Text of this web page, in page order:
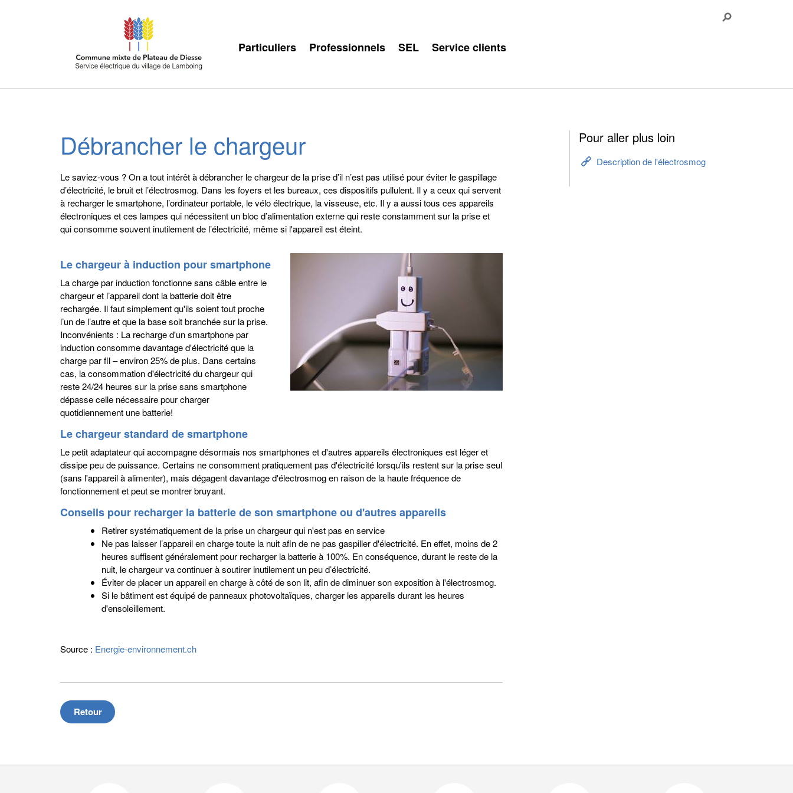
Particuliers Professionnels SEL Service clients
Débrancher le chargeur
Le saviez-vous ? On a tout intérêt à débrancher le chargeur de la prise d’il n’est pas utilisé pour éviter le gaspillage
d’électricité, le bruit et l’électrosmog. Dans les foyers et les bureaux, ces dispositifs pullulent. Il y a ceux qui servent
à recharger le smartphone, l’ordinateur portable, le vélo électrique, la visseuse, etc. Il y a aussi tous ces appareils
électroniques et ces lampes qui nécessitent un bloc d’alimentation externe qui reste constamment sur la prise et
qui consomme souvent inutilement de l’électricité, même si l'appareil est éteint.
Le chargeur à induction pour smartphone
La charge par induction fonctionne sans câble entre le
chargeur et l’appareil dont la batterie doit être
rechargée. Il faut simplement qu'ils soient tout proche
l’un de l’autre et que la base soit branchée sur la prise.
Inconvénients : La recharge d'un smartphone par
induction consomme davantage d'électricité que la
charge par fil – environ 25% de plus. Dans certains
cas, la consommation d'électricité du chargeur qui
reste 24/24 heures sur la prise sans smartphone
dépasse celle nécessaire pour charger
quotidiennement une batterie!
Le chargeur standard de smartphone
Le petit adaptateur qui accompagne désormais nos smartphones et d'autres appareils électroniques est léger et
dissipe peu de puissance. Certains ne consomment pratiquement pas d'électricité lorsqu'ils restent sur la prise seul
(sans l'appareil à alimenter), mais dégagent davantage d'électrosmog en raison de la haute fréquence de
fonctionnement et peut se montrer bruyant.
Conseils pour recharger la batterie de son smartphone ou d'autres appareils
Retirer systématiquement de la prise un chargeur qui n'est pas en service
Ne pas laisser l’appareil en charge toute la nuit afin de ne pas gaspiller d'électricité. En effet, moins de 2
heures suffisent généralement pour recharger la batterie à 100%. En conséquence, durant le reste de la
nuit, le chargeur va continuer à soutirer inutilement un peu d’électricité.
Éviter de placer un appareil en charge à côté de son lit, afin de diminuer son exposition à l'électrosmog.
Si le bâtiment est équipé de panneaux photovoltaïques, charger les appareils durant les heures
d'ensoleillement.
Source : Energie-environnement.ch
Retour
Pour aller plus loin
Description de l'électrosmog